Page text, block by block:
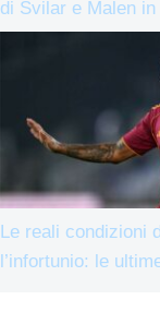
di Svilar e Malen
Le reali condizioni
l’infortunio: le